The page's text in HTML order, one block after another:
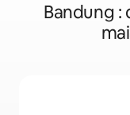
Bandung :